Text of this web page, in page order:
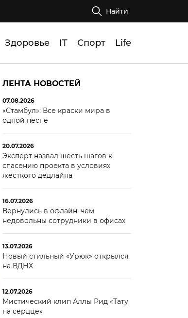
Найти
Здоровье IT Спорт Life
ЛЕНТА НОВОСТЕЙ
07.08.2026
«Стамбул»: Все краски мира в
одной песне
20.07.2026
Эксперт назвал шесть шагов к
спасению проекта в условиях
жесткого дедлайна
16.07.2026
Вернулись в офлайн: чем
недовольны сотрудники в офисах
13.07.2026
Новый стильный «Урюк» открылся
на ВДНХ
12.07.2026
Мистический клип Аллы Рид «Тату
на сердце»